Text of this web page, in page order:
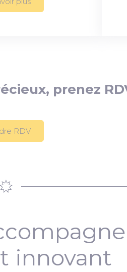
prenez
RDV
innovant